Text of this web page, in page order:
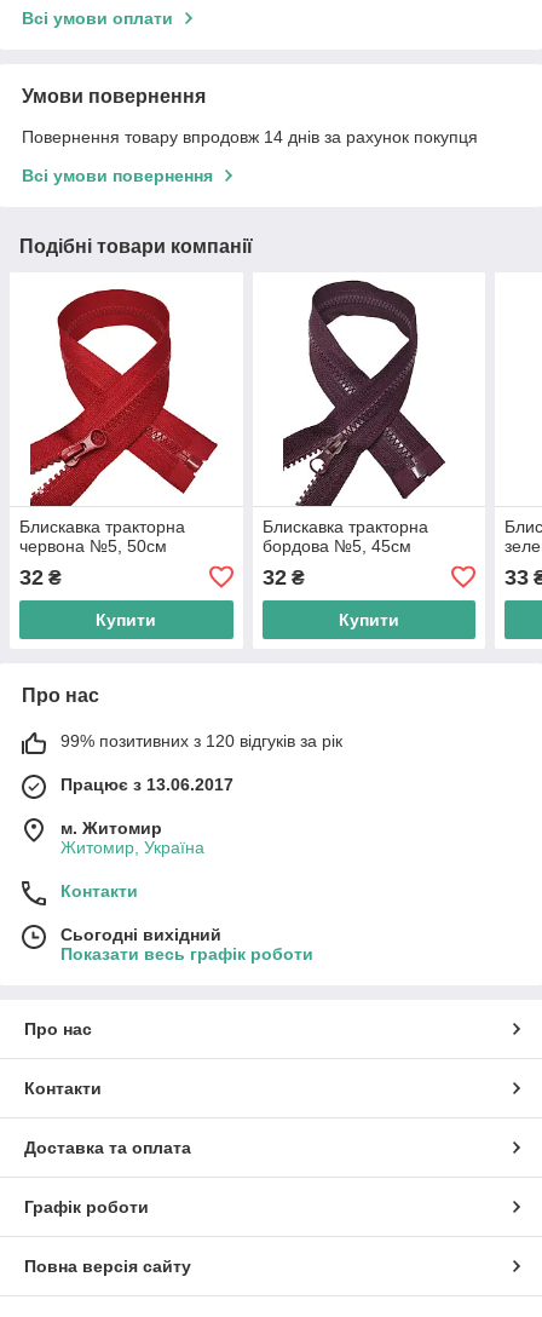
Всі умови оплати
Умови повернення
Повернення товару впродовж 14 днів за рахунок покупця
Всі умови повернення
Подібні товари компанії
Блискавка тракторна
червона №5, 50см
32 ₴
Купити
Блискавка тракторна
бордова №5, 45см
32₴
Купити
33
Про нас
99% позитивних з 120 відгуків за рік
Працює з 13.06.2017
м. Житомир
Житомир, Україна
Контакти
Сьогодні вихідний
Показати весь графік роботи
Про нас
Контакти
Доставка та оплата
Графік роботи
Повна версія сайту